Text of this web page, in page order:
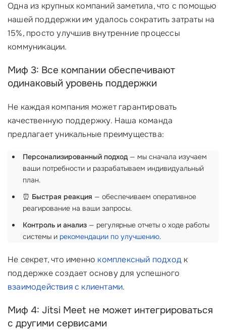
Одна из крупных компаний заметила, что с помощью
нашей поддержки им удалось сократить затраты на
15%, просто улучшив внутренние процессы
коммуникации.
Миф 3: Все компании обеспечивают
одинаковый уровень поддержки
Не каждая компания может гарантировать
качественную поддержку. Наша команда
предлагает уникальные преимущества:
Персонализированный подход— мы сначала изучаем
ваши потребности и разрабатываем индивидуальный
план.
⏰ Быстрая реакция — обеспечиваем оперативное
реагирование на ваши запросы.
Контроль и анализ — регулярные отчеты о ходе работы
системы и рекомендации по улучшению.
Не секрет, что именно комплексный подход к
поддержке создает основу для успешного
взаимодействия с клиентами.
Миф 4: Jitsi Meet не может интегрироваться
с другими сервисами